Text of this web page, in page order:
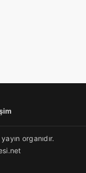
organıdır.